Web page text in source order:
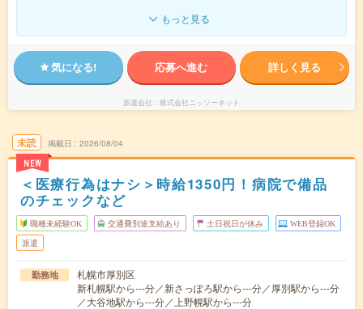
もっと見る
気になる! 応募へ進む 詳しく見る
派遣会社 株式会社ニッソーネット
未読
NEW
掲載日 2026/08/04
＜医療行為はナシ＞時給1350円！病院で備品
のチェックなど
職種未経験OK 交通費別途支給あり 土日祝日が休み WEB登録OK
派遣
勤務地
札幌市厚別区
新札幌駅から---分／新さっぽろ駅から---分／厚別駅から---分
／大谷地駅から---分／上野幌駅から---分